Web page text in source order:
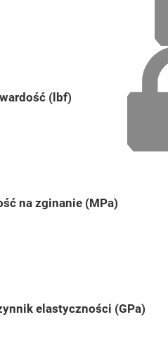
(lbf)
na zginanie (MPa)
elastyczności (GPa)